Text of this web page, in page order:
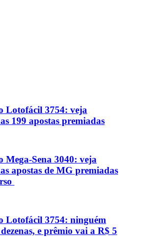
Lotofácil 3754: veja
199 apostas premiadas
Mega-Sena 3040: veja
apostas de MG premiadas
Lotofácil 3754: ninguém
e prêmio vai a R$ 5